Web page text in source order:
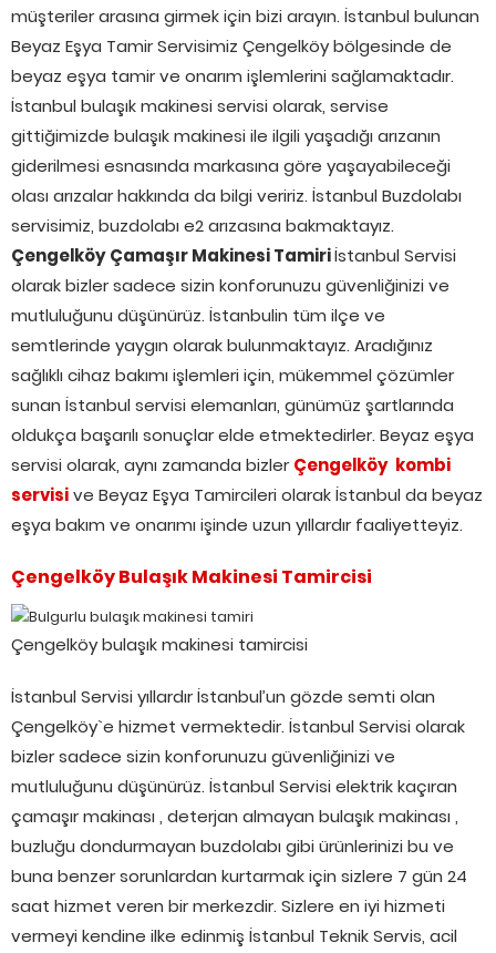
müşteriler arasına girmek için bizi arayın. İstanbul bulunan
Beyaz Eşya Tamir Servisimiz Çengelköy bölgesinde de
beyaz eşya tamir ve onarım işlemlerini sağlamaktadır.
İstanbul bulaşık makinesi servisi olarak, servise
gittiğimizde bulaşık makinesi ile ilgili yaşadığı arızanın
giderilmesi esnasında markasına göre yaşayabileceği
olası arızalar hakkında da bilgi veririz. İstanbul Buzdolabı
servisimiz, buzdolabı e2 arızasına bakmaktayız.
Çengelköy Çamaşır Makinesi Tamiriİstanbul Servisi
olarak bizler sadece sizin konforunuzu güvenliğinizi ve
mutluluğunu düşünürüz. İstanbulin tüm ilçe ve
semtlerinde yaygın olarak bulunmaktayız. Aradığınız
sağlıklı cihaz bakımı işlemleri için, mükemmel çözümler
sunan İstanbul servisi elemanları, günümüz şartlarında
oldukça başarılı sonuçlar elde etmektedirler. Beyaz eşya
servisi olarak, aynı zamanda bizlerÇengelköy kombi
servisive Beyaz Eşya Tamircileri olarak İstanbul da beyaz
eşya bakım ve onarımı işinde uzun yıllardır faaliyetteyiz.
Çengelköy Bulaşık Makinesi Tamircisi
Çengelköy bulaşık makinesi tamircisi
İstanbul Servisi yıllardır İstanbul’un gözde semti olan
Çengelköy`e hizmet vermektedir. İstanbul Servisi olarak
bizler sadece sizin konforunuzu güvenliğinizi ve
mutluluğunu düşünürüz. İstanbul Servisi elektrik kaçıran
çamaşır makinası , deterjan almayan bulaşık makinası ,
buzluğu dondurmayan buzdolabı gibi ürünlerinizi bu ve
buna benzer sorunlardan kurtarmak için sizlere 7 gün 24
saat hizmet veren bir merkezdir. Sizlere en iyi hizmeti
vermeyi kendine ilke edinmiş İstanbul Teknik Servis, acil